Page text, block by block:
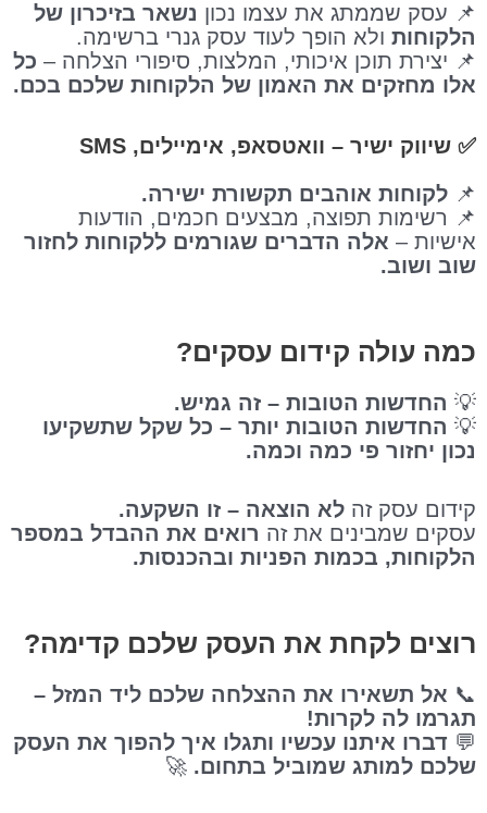
📌 עסק שממתג את עצמו נכון נשאר בזיכרון של
הלקוחות ולא הופך לעוד עסק גנרי ברשימה.
📌 יצירת תוכן איכותי, המלצות, סיפורי הצלחה – כל
אלו מחזקים את האמון של הלקוחות שלכם בכם.
✅ שיווק ישיר – וואטסאפ, אימיילים, SMS
📌 לקוחות אוהבים תקשורת ישירה.
📌 רשימות תפוצה, מבצעים חכמים, הודעות
אישיות – אלה הדברים שגורמים ללקוחות לחזור
שוב ושוב.
כמה עולה קידום עסקים?
💡 החדשות הטובות – זה גמיש.
💡 החדשות הטובות יותר – כל שקל שתשקיעו
נכון יחזור פי כמה וכמה.
קידום עסק זה לא הוצאה – זו השקעה.
עסקים שמבינים את זה רואים את ההבדל במספר
הלקוחות, בכמות הפניות ובהכנסות.
רוצים לקחת את העסק שלכם קדימה?
📞 אל תשאירו את ההצלחה שלכם ליד המזל –
תגרמו לה לקרות!
💬 דברו איתנו עכשיו ותגלו איך להפוך את העסק
שלכם למותג שמוביל בתחום. 🚀